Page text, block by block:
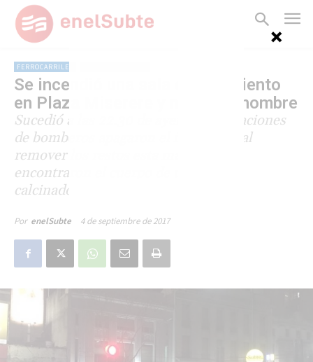
FERROCARRILES
Se incendió una sala del Sarmiento
en Plaza Miserere y murió un hombre
Sucedió a las 22.30 de ayer. Tres dotaciones
de bomberos apagaron el incendio y al
remover los restos esta madrugada
encontraron el cuerpo de un hombre
calcinado.
Por enelSubte 4 de septiembre de 2017